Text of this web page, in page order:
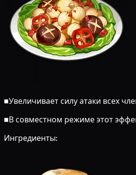
■Увеличивает силу атаки всех
■В совместном режиме этот
Ингредиенты: